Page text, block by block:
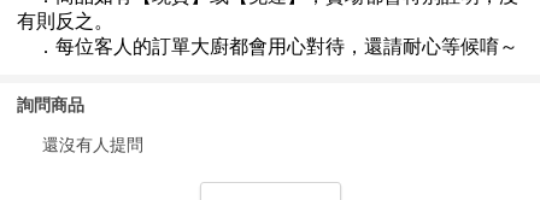
詢問商品
還沒有人提問